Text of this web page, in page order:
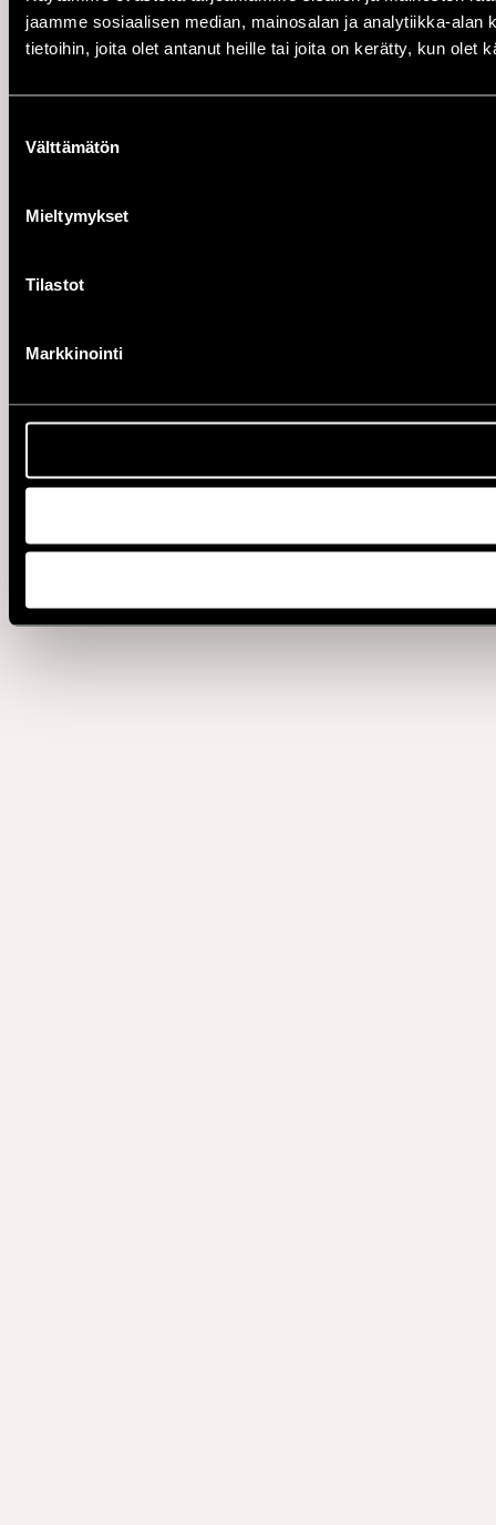
jaamme sosiaalisen median, mainosalan ja analytiikka-
tietoihin, joita olet antanut heille tai joita on kerätty, kun olet
valinta
Välttämätön
Mieltymykset
Tilastot
Markkinointi